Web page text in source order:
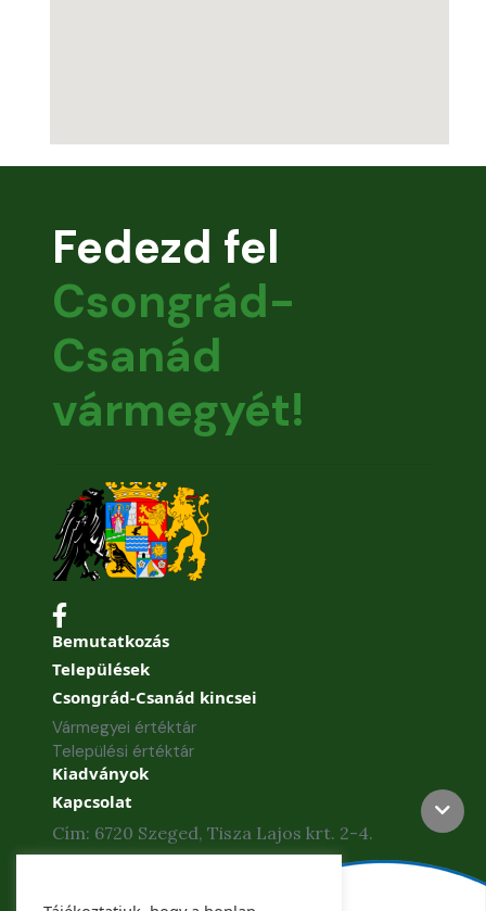
Fedezd fel
Csongrád-
Csanád
vármegyét!
Bemutatkozás
Települések
Csongrád-Csanád kincsei
Vármegyei értéktár
Települési értéktár
Kiadványok
Kapcsolat
Cím: 6720 Szeged, Tisza Lajos krt. 2-4.